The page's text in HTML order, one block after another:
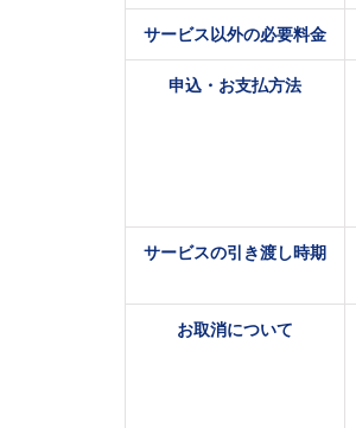
サービス以外の必要料金
申込・お支払方法
サービスの引き渡し時期
お取消について